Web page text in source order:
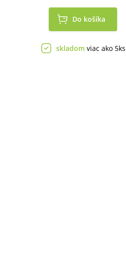
Do košíka
skladom viac ako 5ks